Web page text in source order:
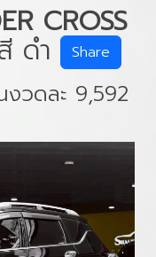
CROSS
ดำ Share
วดละ 9,592